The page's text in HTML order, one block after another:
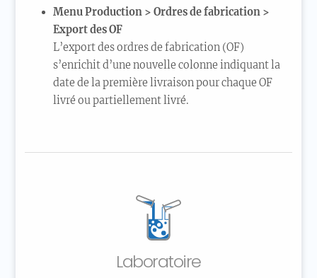
Menu Production > Ordres de fabrication >
Export des OF
L’export des ordres de fabrication (OF)
s’enrichit d’une nouvelle colonne indiquant la
date de la première livraison pour chaque OF
livré ou partiellement livré.
Laboratoire